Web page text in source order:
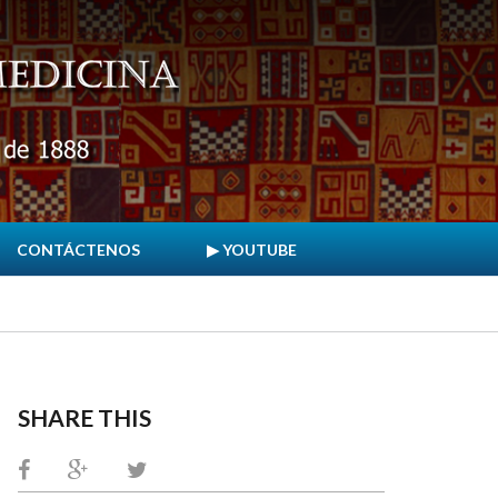
CONTÁCTENOS ▶ YOUTUBE
SHARE THIS